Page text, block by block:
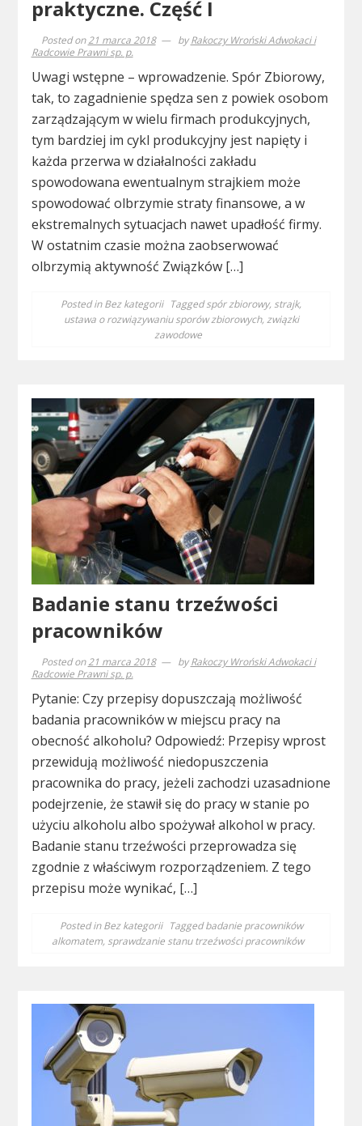
praktyczne. Część I
Posted on21 marca 2018 byRakoczy Wroński Adwokaci i
Radcowie Prawni sp. p.
Uwagi wstępne – wprowadzenie. Spór Zbiorowy,
tak, to zagadnienie spędza sen z powiek osobom
zarządzającym w wielu firmach produkcyjnych,
tym bardziej im cykl produkcyjny jest napięty i
każda przerwa w działalności zakładu
spowodowana ewentualnym strajkiem może
spowodować olbrzymie straty finansowe, a w
ekstremalnych sytuacjach nawet upadłość firmy.
W ostatnim czasie można zaobserwować
olbrzymią aktywność Związków […]
Posted inBez kategorii Taggedspór zbiorowy, strajk,
ustawa o rozwiązywaniu sporów zbiorowych, związki
zawodowe
Badanie stanu trzeźwości
pracowników
Posted on21 marca 2018 byRakoczy Wroński Adwokaci i
Radcowie Prawni sp. p.
Pytanie: Czy przepisy dopuszczają możliwość
badania pracowników w miejscu pracy na
obecność alkoholu? Odpowiedź: Przepisy wprost
przewidują możliwość niedopuszczenia
pracownika do pracy, jeżeli zachodzi uzasadnione
podejrzenie, że stawił się do pracy w stanie po
użyciu alkoholu albo spożywał alkohol w pracy.
Badanie stanu trzeźwości przeprowadza się
zgodnie z właściwym rozporządzeniem. Z tego
przepisu może wynikać, […]
Posted inBez kategorii Taggedbadanie pracowników
alkomatem, sprawdzanie stanu trzeźwości pracowników